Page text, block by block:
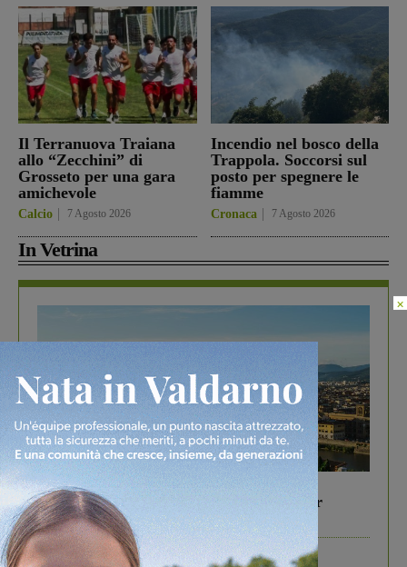
Il Terranuova Traiana
allo “Zecchini” di
Grosseto per una gara
amichevole
Calcio 7 Agosto 2026
Incendio nel bosco della
Trappola. Soccorsi sul
posto per spegnere le
fiamme
Cronaca 7 Agosto 2026
In Vetrina
In vetrina 6 Agosto 2026
Gita di famiglia a Firenze: 5 idee per far
divertire i tuoi figli
×